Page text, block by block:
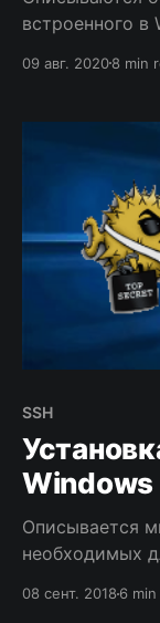
встроенного в
пароля, в том
файлам с ними.
09 авг. 20208 min
SSH
Windows
Описывается
необходимых
08 сент. 2018 6